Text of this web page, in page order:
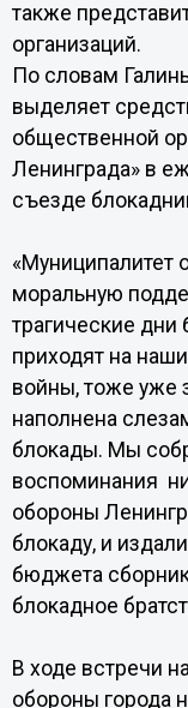
также
организаций.
По словам
выделяет
общественной
Ленинграда» в
съезде
«Муниципалитет
моральную
трагические
приходят на
войны, тоже уже
наполнена
блокады. Мы
воспоминания
обороны
блокаду, и
бюджета
блокадное
В ходе встречи
обороны города